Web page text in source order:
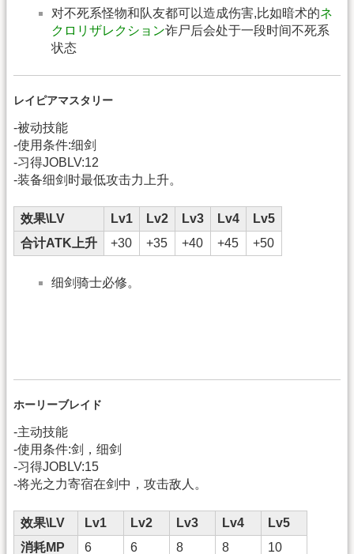
对不死系怪物和队友都可以造成伤害,比如暗术的ネ
クロリザレクション诈尸后会处于一段时间不死系
状态
レイピアマスタリー
-被动技能
-使用条件:细剑
-习得JOBLV:12
-装备细剑时最低攻击力上升。
效果\LV Lv1 Lv2 Lv3 Lv4
Lv5
合计ATK上升
+30 +35 +40 +45 +50
细剑骑士必修。
ホーリーブレイド
-主动技能
-使用条件:剑，细剑
-习得JOBLV:15
-将光之力寄宿在剑中，攻击敌人。
效果\LV Lv1 Lv2 Lv3 Lv4
Lv5
消耗MP
6 6 8 8 10